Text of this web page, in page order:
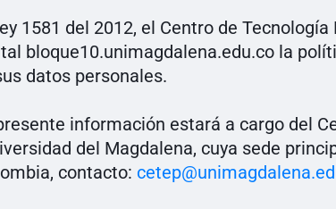
1581 del 2012, el Centro de Tecnología
bloque10.unimagdalena.edu.co la
datos personales.
información estará a cargo del
del Magdalena, cuya sede
contacto: